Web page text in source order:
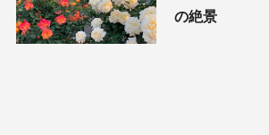
の絶景